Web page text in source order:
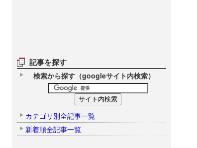
記事を探す
検索から探す（googleサイト内検索）
カテゴリ別全記事一覧
新着順全記事一覧